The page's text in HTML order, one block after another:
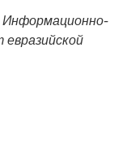
Информационно-